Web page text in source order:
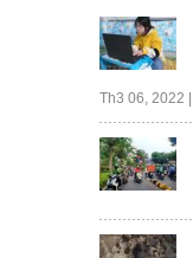
Th3 06, 2022 |